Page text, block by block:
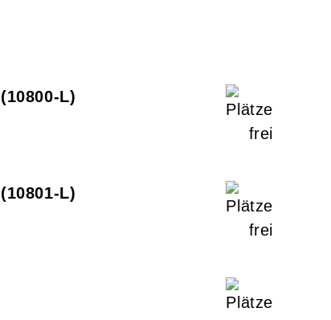
10800-L
10801-L